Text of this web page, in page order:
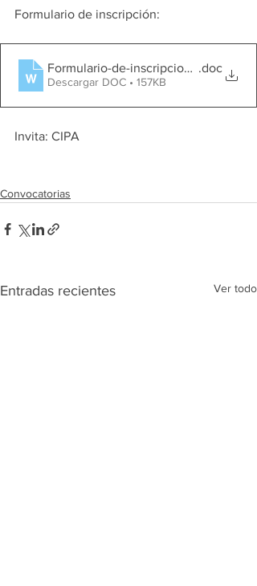
Formulario de inscripción:
Formulario-de-inscripcion-PREMIOS
.doc
Descargar DOC • 157KB
Invita: CIPA
Convocatorias
Entradas recientes Ver todo